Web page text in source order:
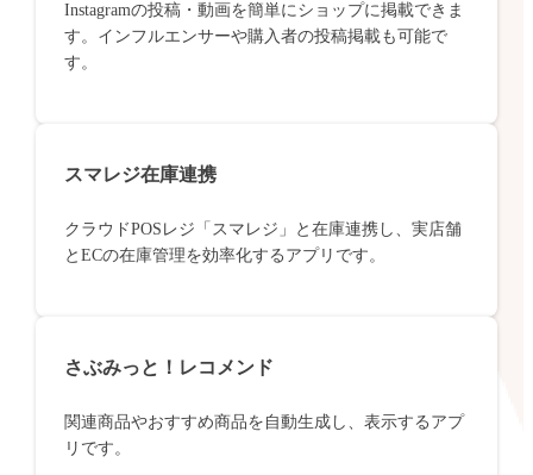
Instagramの投稿・動画を簡単にショップに掲載できま
す。インフルエンサーや購入者の投稿掲載も可能で
す。
スマレジ在庫連携
クラウドPOSレジ「スマレジ」と在庫連携し、実店舗
とECの在庫管理を効率化するアプリです。
さぶみっと！レコメンド
関連商品やおすすめ商品を自動生成し、表示するアプ
リです。